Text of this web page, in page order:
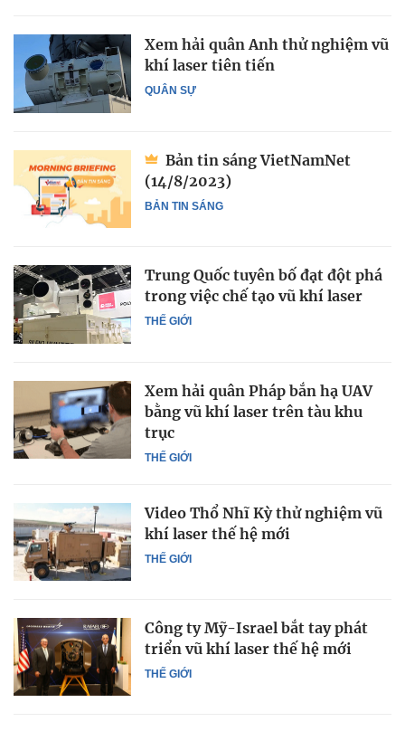
QUÂN SỰ
Xem hải quân Anh thử nghiệm vũ
khí laser tiên tiến
BẢN TIN SÁNG
Bản tin sáng VietNamNet
(14/8/2023)
THẾ GIỚI
Trung Quốc tuyên bố đạt đột phá
trong việc chế tạo vũ khí laser
THẾ GIỚI
Xem hải quân Pháp bắn hạ UAV
bằng vũ khí laser trên tàu khu
trục
THẾ GIỚI
Video Thổ Nhĩ Kỳ thử nghiệm vũ
khí laser thế hệ mới
THẾ GIỚI
Công ty Mỹ-Israel bắt tay phát
triển vũ khí laser thế hệ mới